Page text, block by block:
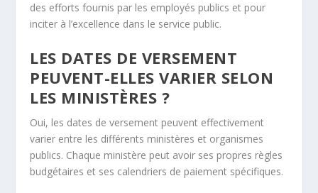
des efforts fournis par les employés publics et pour
inciter à l’excellence dans le service public.
LES DATES DE VERSEMENT
PEUVENT-ELLES VARIER SELON
LES MINISTÈRES ?
Oui, les dates de versement peuvent effectivement
varier entre les différents ministères et organismes
publics. Chaque ministère peut avoir ses propres règles
budgétaires et ses calendriers de paiement spécifiques.